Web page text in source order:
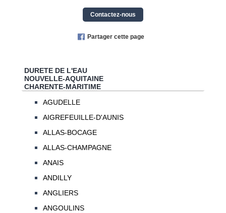
Contactez-nous
Partager cette page
DURETE DE L'EAU
NOUVELLE-AQUITAINE
CHARENTE-MARITIME
AGUDELLE
AIGREFEUILLE-D'AUNIS
ALLAS-BOCAGE
ALLAS-CHAMPAGNE
ANAIS
ANDILLY
ANGLIERS
ANGOULINS